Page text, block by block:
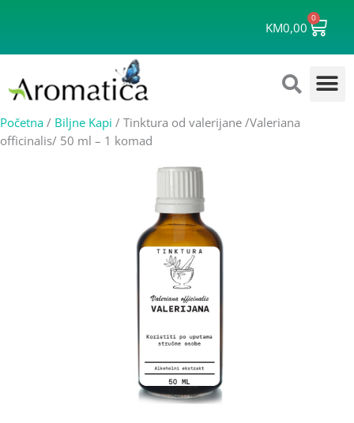
KM0,00
0
Cart
Početna / Biljne Kapi / Tinktura od valerijane /Valeriana
officinalis/ 50 ml – 1 komad